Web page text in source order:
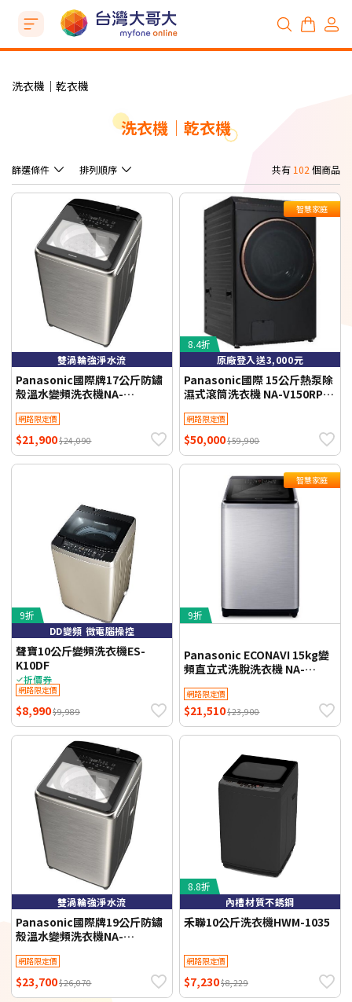
洗衣機│乾衣機
洗衣機│乾衣機
篩選條件 排列順序 共有 102 個商品
雙渦輪強淨水流
Panasonic國際牌17公斤防鏽
殼溫水變頻洗衣機NA-
網路限定價
$21,900$24,090
8.4折
智慧家庭
原廠登入送3,000元
Panasonic國際 15公斤熱泵除
濕式滾筒洗衣機 NA-V150RPH-
能回饋金(自行官網登
入)$3000【限時優惠】
網路限定價
$50,000$59,900
9折
DD變頻 微電腦操控
聲寶10公斤變頻洗衣機ES-
K10DF
折價券
網路限定價
$8,990$9,989
9折
智慧家庭
Panasonic ECONAVI 15kg變
頻直立式洗脫洗衣機 NA-
收
網路限定價
$21,510$23,900
雙渦輪強淨水流
Panasonic國際牌19公斤防鏽
殼溫水變頻洗衣機NA-
網路限定價
$23,700$26,070
8.8折
內槽材質不銹鋼
禾聯10公斤洗衣機HWM-1035
網路限定價
$7,230$8,229